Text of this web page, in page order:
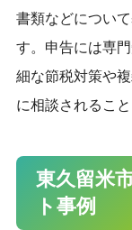
書類などについ
す。申告には専
細な節税対策や
に相談されるこ
東久留米
ト事例